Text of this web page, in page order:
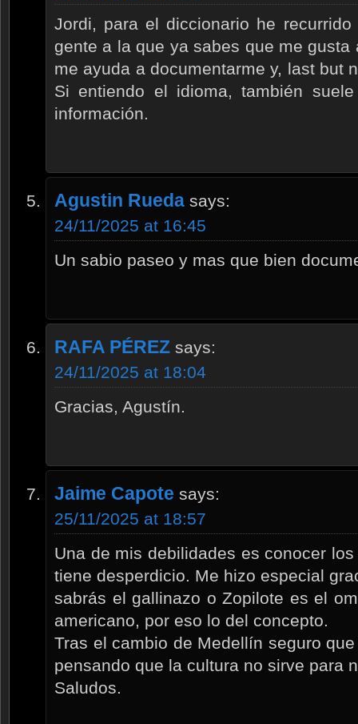
Jordi, para el diccionario he
gente a la que ya sabes que me
me ayuda a documentarme y, last but
Si entiendo el idioma, también
información.
Agustin Rueda says:
24/11/2025 at 16:45
Un sabio paseo y mas que bien
RAFA PÉREZ says:
24/11/2025 at 18:04
Gracias, Agustín.
Jaime Capote says:
25/11/2025 at 18:57
Una de mis debilidades es conocer
tiene desperdicio. Me hizo especial
sabrás el gallinazo o Zopilote es el
americano, por eso lo del concepto.
Tras el cambio de Medellín seguro
pensando que la cultura no sirve para
Saludos.